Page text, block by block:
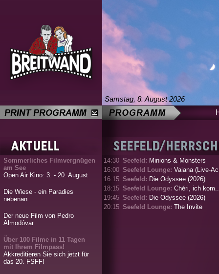
Samstag, 8. August 2026
Sommerliches Filmvergnügen
am See
Open Air Kino: 3. - 20. August
Die Wiese - ein Paradies
nebenan
Der neue Film von Pedro
Almodóvar
Über 100 Filme in 11 Tagen
mit Ihrem Filmpass!
Akkreditieren Sie sich jetzt für
das 20. FSFF!
14:30 Seefeld: Minions & Monsters
16:00 Seefeld Lounge: Vaiana (Live-
16:15 Seefeld: Die Odyssee (2026)
18:15 Seefeld Lounge: Chéri, ich
19:45 Seefeld: Die Odyssee (2026)
20:15 Seefeld Lounge: The Invite